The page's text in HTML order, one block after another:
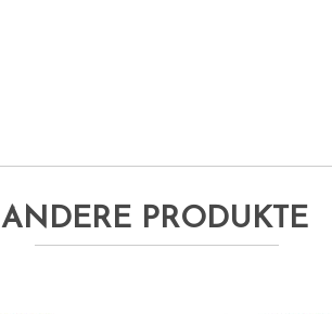
ANDERE PRODUKTE